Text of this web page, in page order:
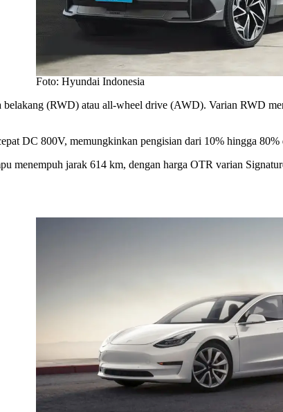
Foto: Hyundai Indonesia
(RWD) atau all-wheel drive (AWD). Varian RWD
DC 800V, memungkinkan pengisian dari 10% hingga 80%
menempuh jarak 614 km, dengan harga OTR varian